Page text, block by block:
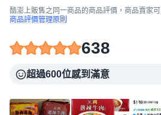
酷澎上販售之同一商品的商品評價，商品賣家可
商品評價管理原則
638
超過600位感到滿意